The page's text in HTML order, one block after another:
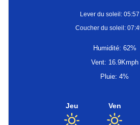
Lever du soleil: 05:57
Coucher du soleil:
Humidité: 62%
Vent: 16.9Kmph
Pluie: 4%
Jeu Ven